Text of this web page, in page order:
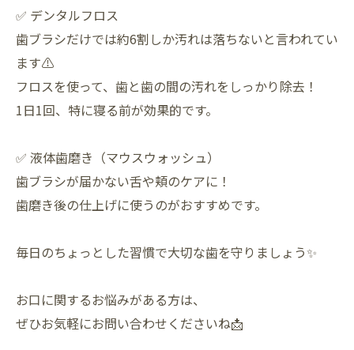
✅ デンタルフロス
歯ブラシだけでは約6割しか汚れは落ちないと言われてい
ます⚠️
フロスを使って、歯と歯の間の汚れをしっかり除去！
1日1回、特に寝る前が効果的です。
✅ 液体歯磨き（マウスウォッシュ）
歯ブラシが届かない舌や頬のケアに！
歯磨き後の仕上げに使うのがおすすめです。
毎日のちょっとした習慣で大切な歯を守りましょう✨
お口に関するお悩みがある方は、
ぜひお気軽にお問い合わせくださいね📩